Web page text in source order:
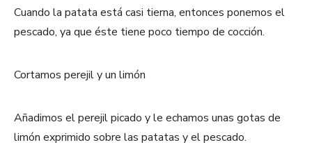
Cuando la patata está casi tierna, entonces ponemos el
pescado, ya que éste tiene poco tiempo de cocción.
Cortamos perejil y un limón
Añadimos el perejil picado y le echamos unas gotas de
limón exprimido sobre las patatas y el pescado.